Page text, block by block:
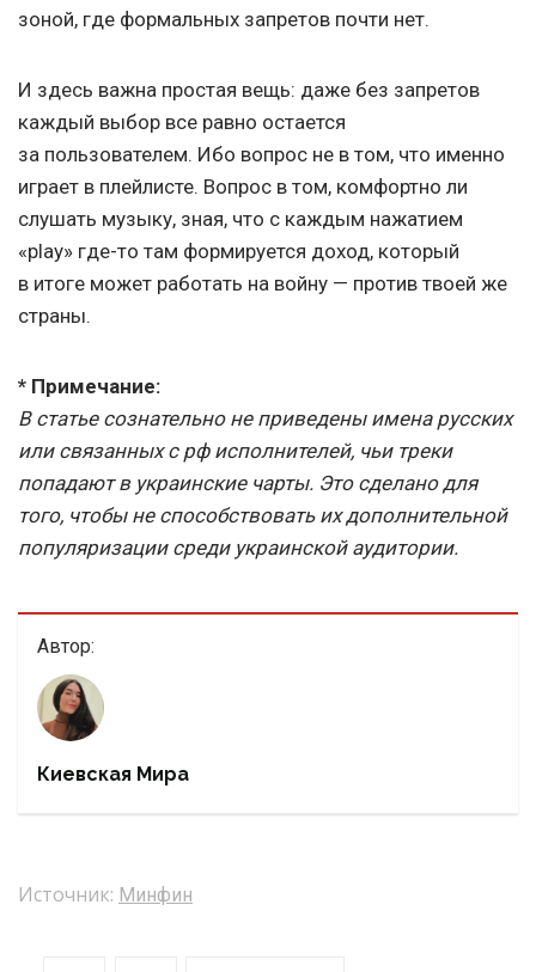
зоной, где формальных запретов почти нет.
И здесь важна простая вещь: даже без запретов
каждый выбор все равно остается
за пользователем. Ибо вопрос не в том, что именно
играет в плейлисте. Вопрос в том, комфортно ли
слушать музыку, зная, что с каждым нажатием
«play» где-то там формируется доход, который
в итоге может работать на войну — против твоей же
страны.
* Примечание:
В статье сознательно не приведены имена русских
или связанных с рф исполнителей, чьи треки
попадают в украинские чарты. Это сделано для
того, чтобы не способствовать их дополнительной
популяризации среди украинской аудитории.
Автор:
Киевская Мира
Источник: Минфин